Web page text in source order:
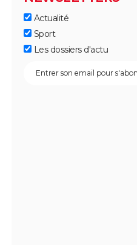
Actualité
Sport
Les dossiers d'actu